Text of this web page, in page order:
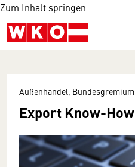
Zum Inhalt springen
Außenhandel, Bundesgremium
Export Know-How